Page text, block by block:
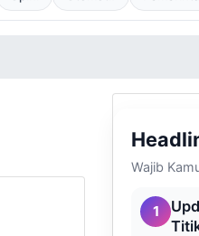
Wajib
1